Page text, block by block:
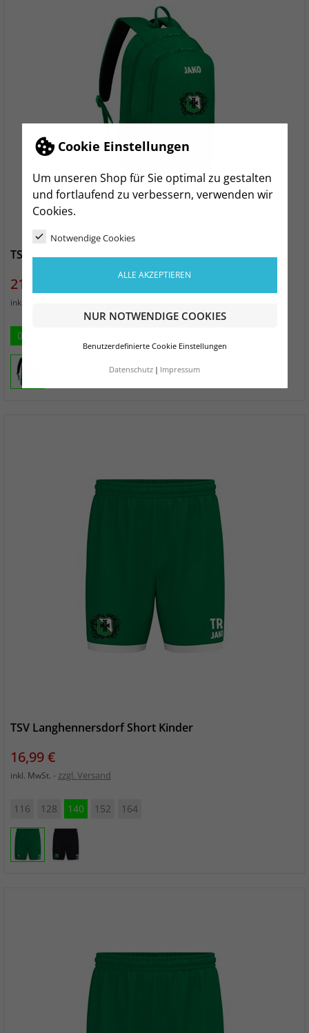
Cookie Einstellungen
Um unseren Shop für Sie optimal zu gestalten
und fortlaufend zu verbessern, verwenden wir
Cookies.
Notwendige Cookies
ALLE AKZEPTIEREN
NUR NOTWENDIGE COOKIES
Benutzerdefinierte Cookie Einstellungen
Datenschutz Impressum
TSV Langhennersdorf Rucksack grün
Preis
21,99 €
inkl. MwSt.
0
TSV Langhennersdorf Short Kinder
Preis
16,99 €
inkl. MwSt. zzgl. Versand
116 128 140 152 164